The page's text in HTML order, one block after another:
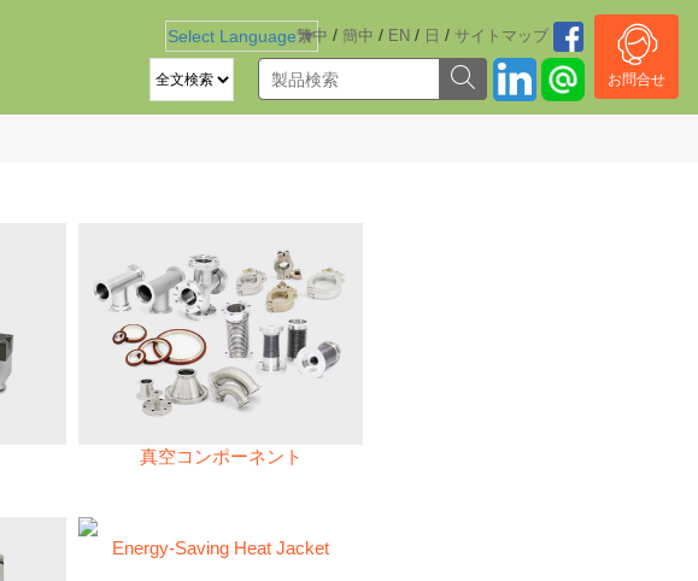
繁中 / 簡中 / EN / 日 / サイトマッブ
Select Language ▼
お問合せ
真空コンポーネント
Energy-Saving Heat Jacket